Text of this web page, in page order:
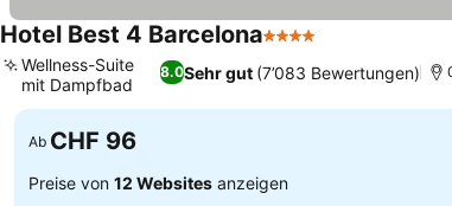
Hotel Best 4 Barcelona4 Sterne
8.0Sehr gut (7’083 Bewertungen)
Wellness-Suite
mit Dampfbad
Ab CHF 96
Preise von 12 Websites anzeigen